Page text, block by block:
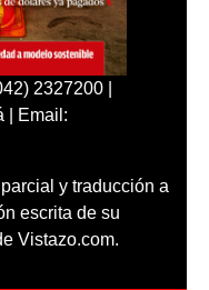
2327200 |
| Email:
y traducción a
escrita de su
Vistazo.com.